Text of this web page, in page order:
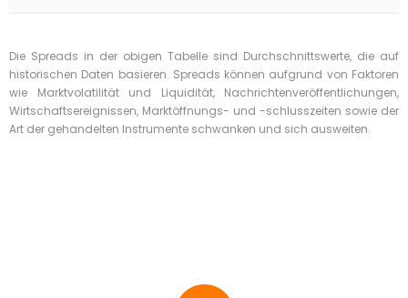
Die Spreads in der obigen Tabelle sind Durchschnittswerte, die auf
historischen Daten basieren. Spreads können aufgrund von Faktoren
wie Marktvolatilität und Liquidität, Nachrichtenveröffentlichungen,
Wirtschaftsereignissen, Marktöffnungs- und -schlusszeiten sowie der
Art der gehandelten Instrumente schwanken und sich ausweiten.